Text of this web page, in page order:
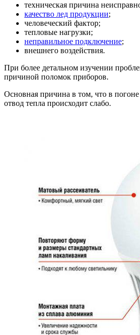
техническая причина
качество лед продукции;
человеческий фактор;
тепловые нагрузки;
неправильное подключение;
внешнего воздействия.
При более детальном изучении
причиной поломок приборов.
Основная причина в том, что в
отвод тепла происходит слабо.